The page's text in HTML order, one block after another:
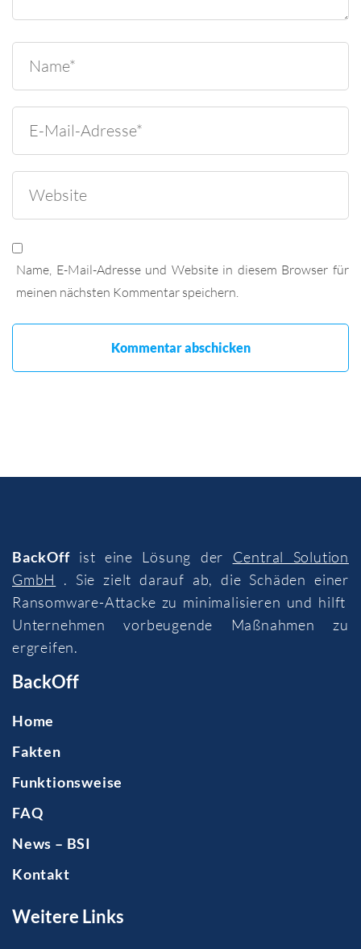
Name, E-Mail-Adresse und Website in diesem Browser für
meinen nächsten Kommentar speichern.
BackOffist eine Lösung der Central Solution
GmbH
. Sie zielt darauf ab, die Schäden einer
Ransomware-Attacke zu minimalisieren und hilft
Unternehmen vorbeugende Maßnahmen zu
ergreifen.
BackOff
Home
Fakten
Funktionsweise
FAQ
News – BSI
Kontakt
Weitere Links